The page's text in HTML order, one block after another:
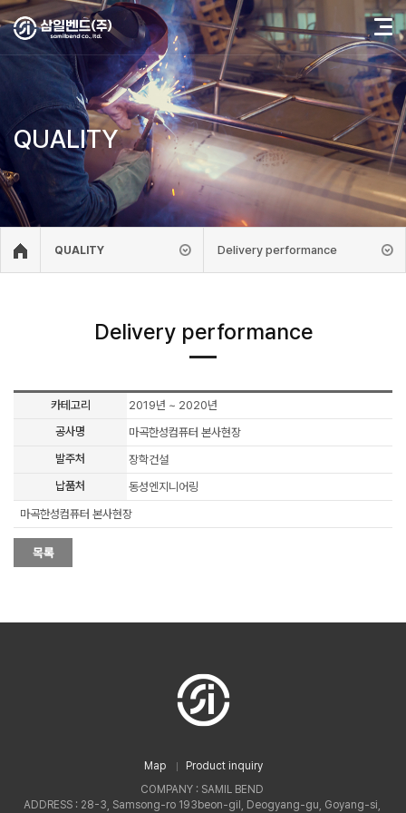
QUALITY
QUALITY Delivery performance
Delivery performance
카테고리
2019년 ~ 2020년
공사명
마곡한성컴퓨터 본사현장
발주처
장학건설
납품처
동성엔지니어링
마곡한성컴퓨터 본사현장
Map
Product inquiry
COMPANY : SAMIL BEND
ADDRESS : 28-3, Samsong-ro 193beon-gil, Deogyang-gu, Goyang-si,